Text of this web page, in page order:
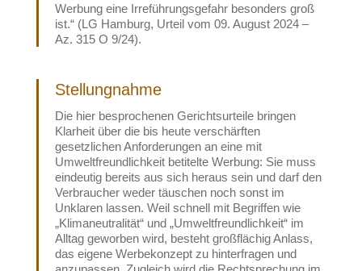
Werbung eine Irreführungsgefahr besonders groß
ist.“ (LG Hamburg, Urteil vom 09. August 2024 –
Az. 315 O 9/24).
Stellungnahme
Die hier besprochenen Gerichtsurteile bringen
Klarheit über die bis heute verschärften
gesetzlichen Anforderungen an eine mit
Umweltfreundlichkeit betitelte Werbung: Sie muss
eindeutig bereits aus sich heraus sein und darf den
Verbraucher weder täuschen noch sonst im
Unklaren lassen. Weil schnell mit Begriffen wie
„Klimaneutralität“ und „Umweltfreundlichkeit“ im
Alltag geworben wird, besteht großflächig Anlass,
das eigene Werbekonzept zu hinterfragen und